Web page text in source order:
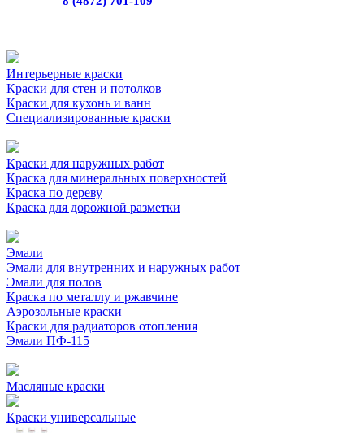
Интерьерные краски
Краски для стен и потолков
Краски для кухонь и ванн
Специализированные краски
Краски для наружных работ
Краска для минеральных поверхностей
Краска по дереву
Краска для дорожной разметки
Эмали
Эмали для внутренних и наружных работ
Эмали для полов
Краска по металлу и ржавчине
Аэрозольные краски
Краски для радиаторов отопления
Эмали ПФ-115
Масляные краски
Краски универсальные